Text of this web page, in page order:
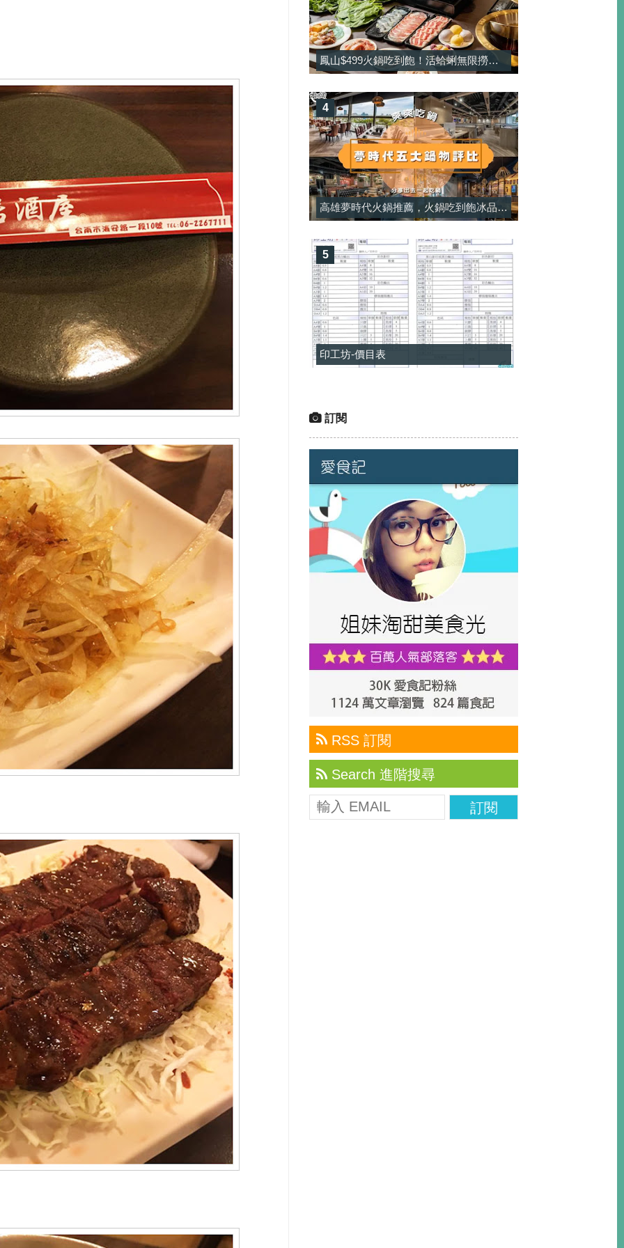
鳳山$499火鍋吃到飽！活蛤蜊無限撈＋酸菜魚鍋免加價太佛，甜點還有雪淇冰無限吃-饗禾記
高雄夢時代火鍋推薦，火鍋吃到飽冰品/肉品/湯頭/自助吧/青菜比較一覽，星野肉肉鍋/饗麻饗辣/新馬辣/聚火鍋/momo壽喜燒
4
印工坊-價目表
5
訂閱
RSS 訂閱
Search 進階搜尋